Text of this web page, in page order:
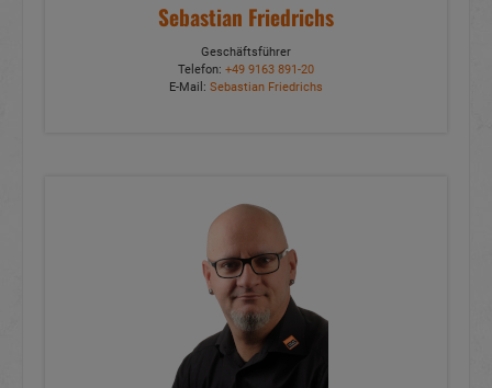
Sebastian Friedrichs
Geschäftsführer
Telefon: +49 9163 891-20
E-Mail: Sebastian Friedrichs